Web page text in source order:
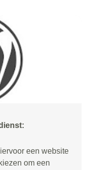
een website
om een